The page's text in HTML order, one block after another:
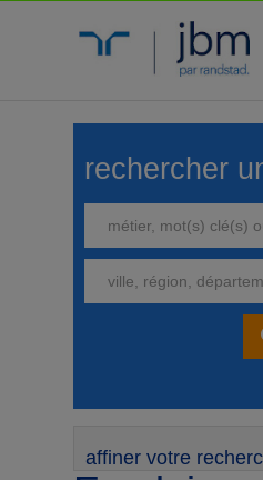
rechercher
affiner votre